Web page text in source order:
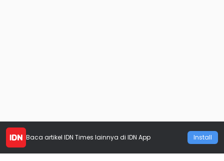
Baca artikel IDN Times lainnya di IDN App Install